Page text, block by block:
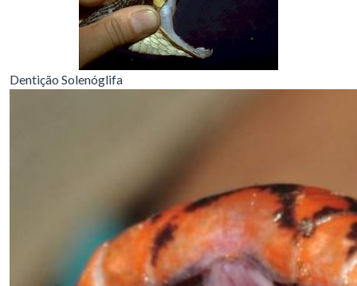
Dentição Solenóglifa